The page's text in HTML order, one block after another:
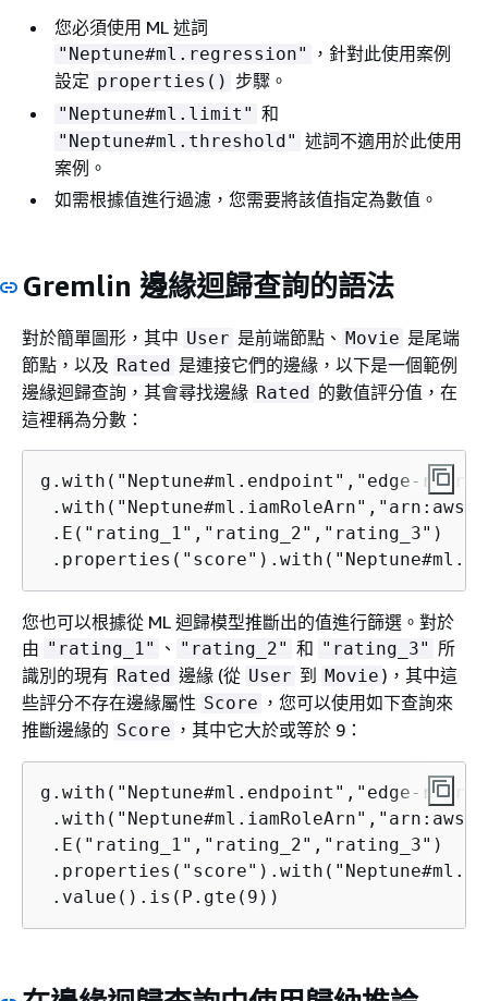
您必須使用 ML 述詞
"Neptune#ml.regression"
，針對此使用案例
設定 properties() 步驟。
"Neptune#ml.limit" 和
"Neptune#ml.threshold" 述詞不適用於此使用
案例。
如需根據值進行過濾，您需要將該值指定為數值。
Gremlin 邊緣迴歸查詢的語法
對於簡單圖形，其中 User 是前端節點、 Movie 是尾端
節點，以及 Rated 是連接它們的邊緣，以下是一個範例
邊緣迴歸查詢，其會尋找邊緣 Rated 的數值評分值，在
這裡稱為分數：
g.with("Neptune#ml.endpoint","edge-
.E("rating_1","rating_2","rating_3")
您也可以根據從 ML 迴歸模型推斷出的值進行篩選。對於
由 "rating_1" 、 "rating_2" 和 "rating_3" 所
識別的現有 Rated 邊緣 (從 User 到 Movie )，其中這
些評分不存在邊緣屬性 Score ，您可以使用如下查詢來
推斷邊緣的 Score ，其中它大於或等於 9：
g.with("Neptune#ml.endpoint","edge-
.E("rating_1","rating_2","rating_3")
.value().is(P.gte(9))